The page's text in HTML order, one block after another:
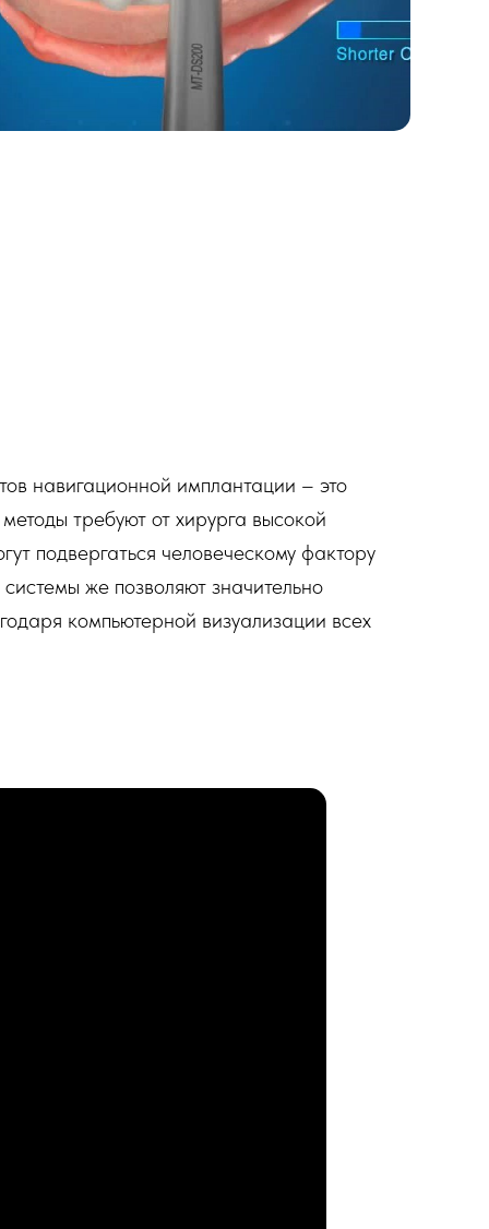
навигационной имплантации – это
требуют от хирурга высокой
подвергаться человеческому фактору
же позволяют значительно
компьютерной визуализации всех